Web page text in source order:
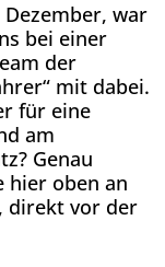
war
bei einer
der
mit dabei.
für eine
am
Genau
hier oben an
direkt vor der